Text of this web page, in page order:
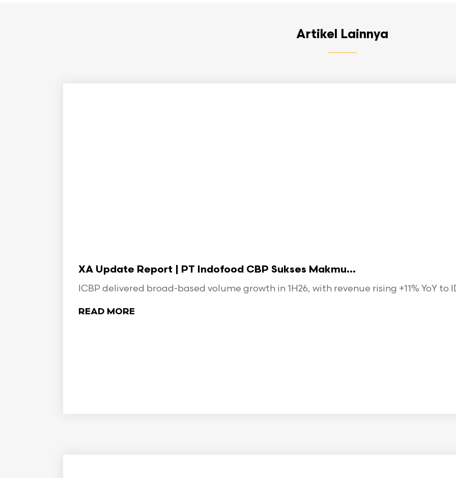
Artikel Lainnya
XA Update Report | PT Indofood CBP Sukses Makmu...
ICBP delivered broad-based volume growth in 1H26, with revenue rising +11% YoY to
READ MORE